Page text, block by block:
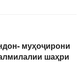
муҳоҷирони
шаҳри